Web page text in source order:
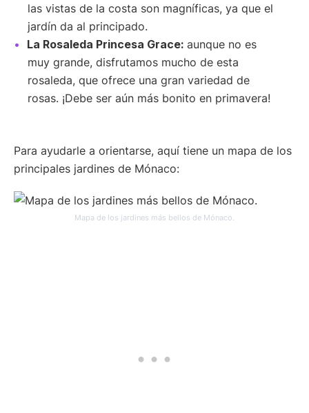
las vistas de la costa son magníficas, ya que el
jardín da al principado.
La Rosaleda Princesa Grace: aunque no es
muy grande, disfrutamos mucho de esta
rosaleda, que ofrece una gran variedad de
rosas. ¡Debe ser aún más bonito en primavera!
Para ayudarle a orientarse, aquí tiene un mapa de los
principales jardines de Mónaco:
Mapa de los jardines más bellos de Mónaco.